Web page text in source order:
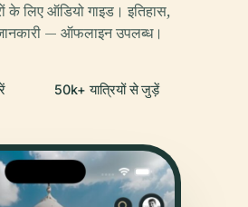
के लिए ऑडियो गाइड। इतिहास,
— ऑफलाइन उपलब्ध।
50k+ यात्रियों से जुड़ें